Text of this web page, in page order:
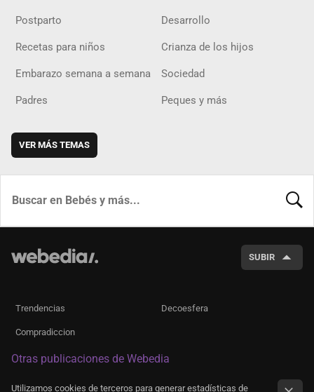
Postparto Desarrollo
Recetas para niños Crianza de los hijos
Embarazo semana a semana Sociedad
Padres Peques y más
VER MÁS TEMAS
SUBIR
Trendencias Decoesfera
Compradiccion
Otras publicaciones de Webedia
Utilizamos cookies de terceros para generar estadísticas de